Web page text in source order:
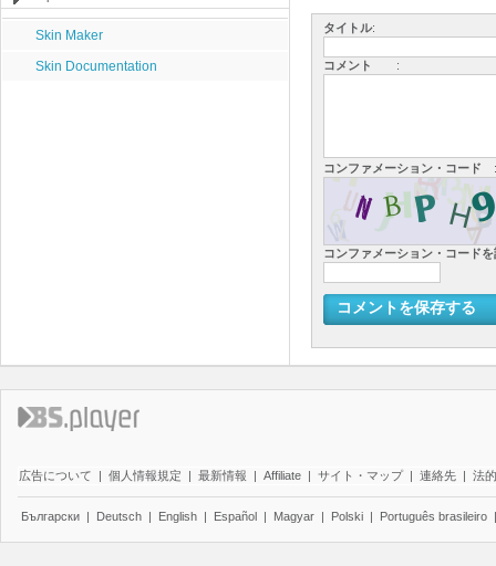
Skin Maker
Skin Documentation
タイトル:
コメント :
コンファメーション・コード :
コンファメーション・コード
コメントを保存する
広告について | 個人情報規定 | 最新情報 | Affiliate | サイト・マップ | 連絡先 | 法
Български | Deutsch | English | Español | Magyar | Polski | Português brasileiro